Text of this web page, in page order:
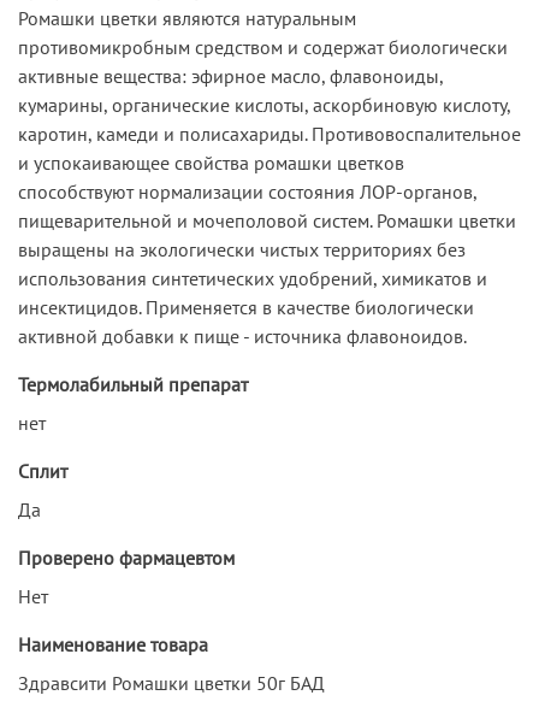
Ромашки цветки являются натуральным
противомикробным средством и содержат биологически
активные вещества: эфирное масло, флавоноиды,
кумарины, органические кислоты, аскорбиновую кислоту,
каротин, камеди и полисахариды. Противовоспалительное
и успокаивающее свойства ромашки цветков
способствуют нормализации состояния ЛОР-органов,
пищеварительной и мочеполовой систем. Ромашки цветки
выращены на экологически чистых территориях без
использования синтетических удобрений, химикатов и
инсектицидов. Применяется в качестве биологически
активной добавки к пище - источника флавоноидов.
Термолабильный препарат
нет
Сплит
Да
Проверено фармацевтом
Нет
Наименование товара
Здравсити Ромашки цветки 50г БАД